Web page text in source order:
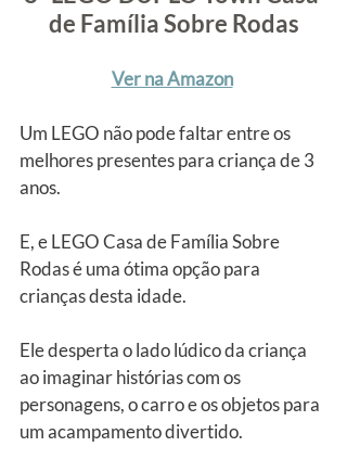
de Família Sobre Rodas
Ver na Amazon
Um LEGO não pode faltar entre os
melhores presentes para criança de 3
anos.
E, e LEGO Casa de Família Sobre
Rodas é uma ótima opção para
crianças desta idade.
Ele desperta o lado lúdico da criança
ao imaginar histórias com os
personagens, o carro e os objetos para
um acampamento divertido.